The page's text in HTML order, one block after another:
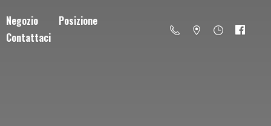
Negozio
Posizione
Contattaci